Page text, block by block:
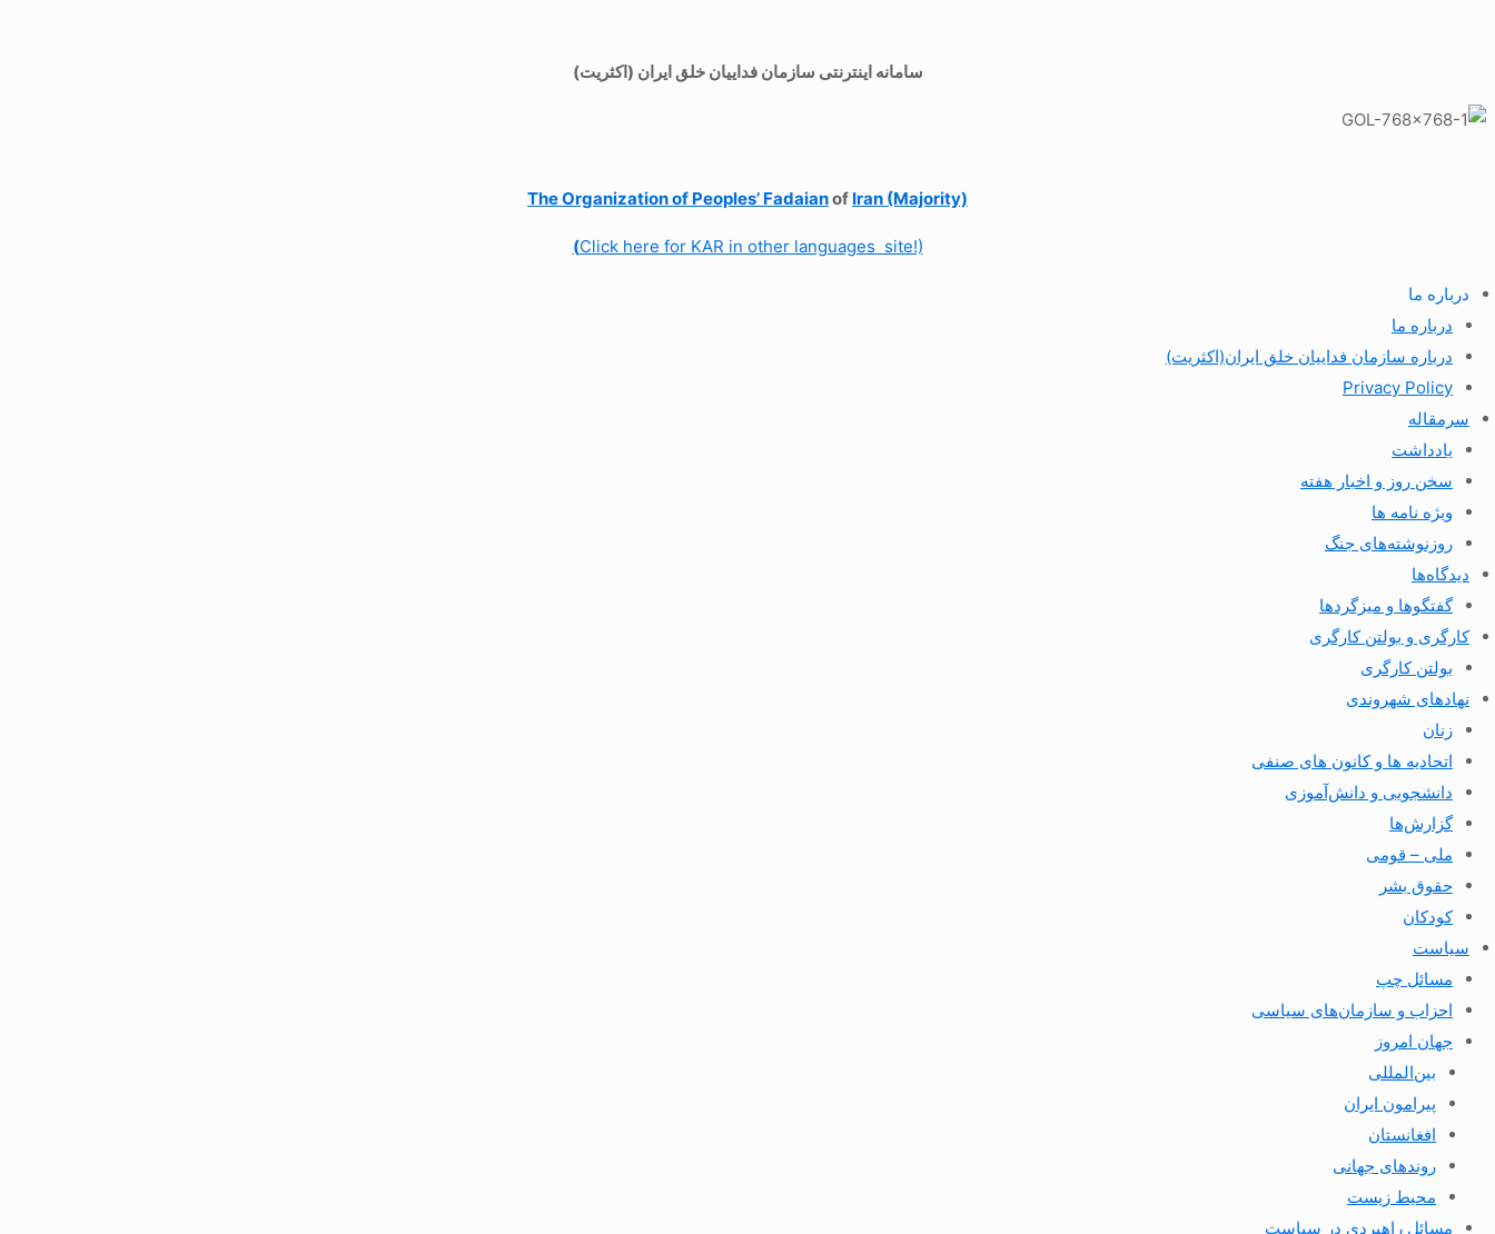
سامانه اینترنتی سازمان فداییان خلق ایران (اکثریت)
The Organization of Peoples’ Fadaianof Iran (Majority)
(Click here for KAR in other languages site!)
درباره ما
درباره ما
درباره سازمان فداییان خلق ایران(اکثریت)
Privacy Policy
سرمقاله
یادداشت
سخن روز و اخبار هفته
ویژه نامه ها
روزنوشته‌های جنگ
دیدگاه‌ها
گفتگوها و میزگردها
کارگری و بولتن کارگری
بولتن کارگری
نهادهای شهروندی
زنان
اتحادیه ها و کانون های صنفی
دانشجویی و دانش‌آموزی
گزارش‌ها
ملی – قومی
حقوق بشر
کودکان
سیاست
مسائل چپ
احزاب و سازمان‌های سیاسی
جهان امروز
بین‌المللی
پیرامون ایران
افغانستان
روندهای جهانی
محیط زیست
مسائل راهبردی در سیاست